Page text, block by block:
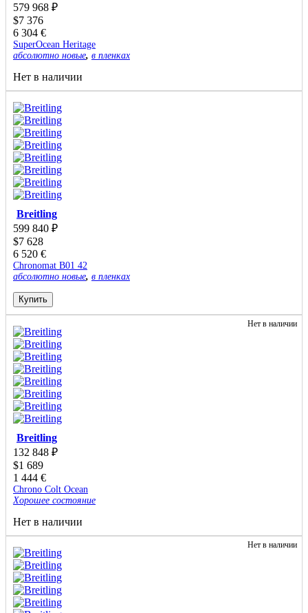
579 968 ₽
$7 376
6 304 €
SuperOcean Heritage
абсолютно новые, в пленках
Нет в наличии
Breitling
599 840 ₽
$7 628
6 520 €
Chronomat B01 42
абсолютно новые, в пленках
Купить
Нет в наличии
Breitling
132 848 ₽
$1 689
1 444 €
Chrono Colt Ocean
Хорошее состояние
Нет в наличии
Нет в наличии